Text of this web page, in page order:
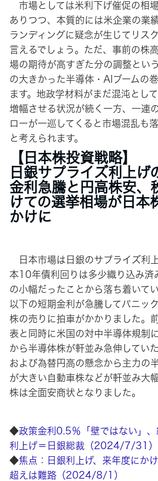
市場としては米利下げ催促の相
ありつつ、本質的には米企業の業
ランディングに疑念が生じてリス
言えるでしょう。ただ、事前の株
場の期待が高すぎた分の調整とい
の大きかった半導体・AIブームの
ます。地政学材料がまだ混沌とし
増幅させる状況が続く一方、一連
ローが一巡してくると市場混乱も
と考えられます。
【日本株投資戦略】
日銀サプライズ利上げ
金利急騰と円高株安、
けての選挙相場が日本
かけに
日本市場は日銀のサプライズ利
本10年債利回りは多少織り込み
の小幅だったことから落ち着いて
以下の短期金利が急騰してパニッ
株の売りに拍車がかかりました。
表と同時に米国の対中半導体規制
から半導体株が軒並み急伸してい
および為替円高の懸念から主力の
が大きい自動車株などが軒並み大
株は全面安商状となりました。
◆政策金利0.5％「壁ではない」
利上げ＝日銀総裁（2024/7/31）
◆焦点：日銀利上げ、来年度に
超えは難路（2024/8/1）